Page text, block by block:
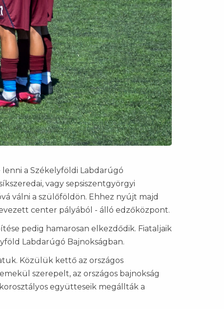
a Székelyföldi Labdarúgó
vagy sepsiszentgyörgyi
válni a szülőföldön. Ehhez nyújt majd
center pályából - álló edzőközpont.
pedig hamarosan elkezdődik. Fiataljaik
Labdarúgó Bajnokságban.
Közülük kettő az országos
szerepelt, az országos bajnokság
együtteseik megállták a